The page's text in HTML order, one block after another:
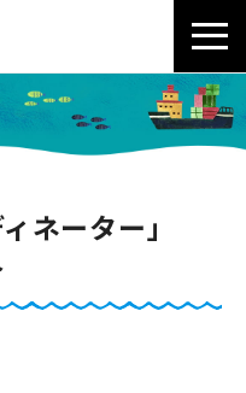
ネーター」